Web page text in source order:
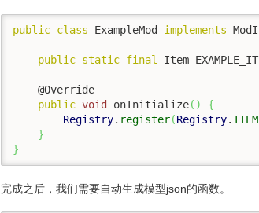
public class ExampleMod implements
public static final Item
    @Override
public void onInitialize( )
{
Registry. register(Registry. ITEM
}
}
完成之后，我们需要自动生成模型json的函数。